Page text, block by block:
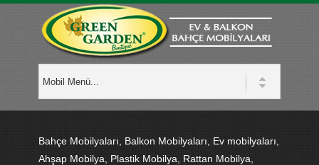
Bahçe Mobilyaları, Balkon Mobilyaları, Ev mobilyaları,
Ahşap Mobilya, Plastik Mobilya, Rattan Mobilya,